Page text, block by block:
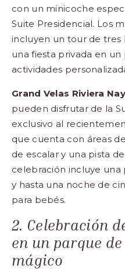
con un minicoche
Suite Presidencial. Los
incluyen un tour de tres
una fiesta privada en
actividades
Grand Velas Riviera
pueden disfrutar de la
exclusivo al
que cuenta con áreas
de escalar y una pista
celebración incluye una
y hasta una noche de
para bebés.
2. Celebración
en un parque
mágico